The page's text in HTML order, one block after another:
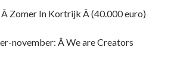
Zomer In Kortrijk Â (40.000 euro)
november: Â We are Creators